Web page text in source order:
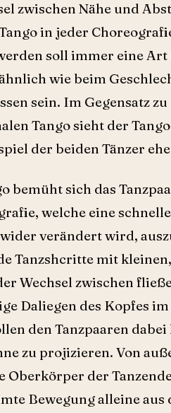
zwischen Nähe und
in jeder
soll immer eine
wie beim
sein. Im Gegensatz zu
Tango sieht der
der beiden Tänzer
bemüht sich das
welche eine
verändert wird,
Tanzshcritte mit
Wechsel zwischen
Daliegen des Kopfes
den Tanzpaaren
zu projizieren. Von
Oberkörper der
Bewegung alleine